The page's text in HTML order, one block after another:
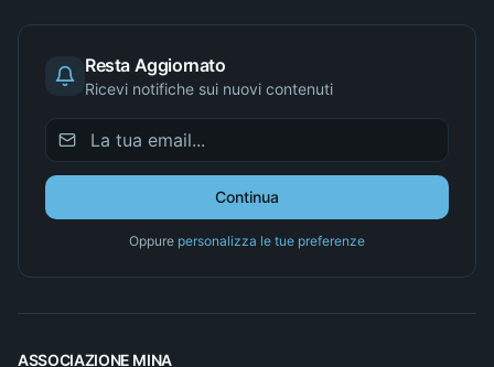
Resta Aggiornato
Ricevi notifiche sui nuovi contenuti
Continua
Oppure personalizza le tue preferenze
ASSOCIAZIONE MINA